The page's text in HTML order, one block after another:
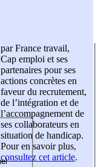
par France travail,
Cap emploi et ses
partenaires pour ses
actions concrètes en
faveur du recrutement,
de l’intégration et de
l’accompagnement de
ses collaborateurs en
situation de handicap.
Pour en savoir plus,
consultez cet article.